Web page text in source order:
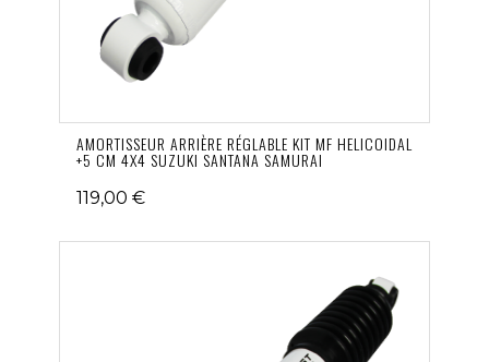
AMORTISSEUR ARRIÈRE RÉGLABLE KIT MF HELICOIDAL
+5 CM 4X4 SUZUKI SANTANA SAMURAI
119,00 €